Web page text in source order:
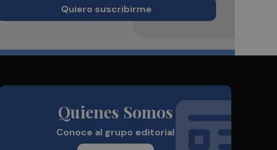
Quiero suscribirme
Quienes Somos
Conoce al grupo editorial